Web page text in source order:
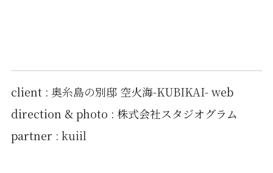
client : 奥糸島の別邸 空火海-KUBIKAI-web
direction & photo : 株式会社スタジオグラム
partner : kuiil